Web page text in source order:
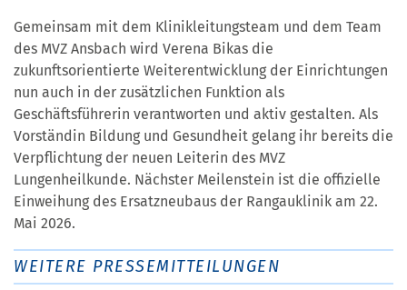
Gemeinsam mit dem Klinikleitungsteam und dem Team
des MVZ Ansbach wird Verena Bikas die
zukunftsorientierte Weiterentwicklung der Einrichtungen
nun auch in der zusätzlichen Funktion als
Geschäftsführerin verantworten und aktiv gestalten. Als
Vorständin Bildung und Gesundheit gelang ihr bereits die
Verpflichtung der neuen Leiterin des MVZ
Lungenheilkunde. Nächster Meilenstein ist die offizielle
Einweihung des Ersatzneubaus der Rangauklinik am 22.
Mai 2026.
WEITERE PRESSEMITTEILUNGEN